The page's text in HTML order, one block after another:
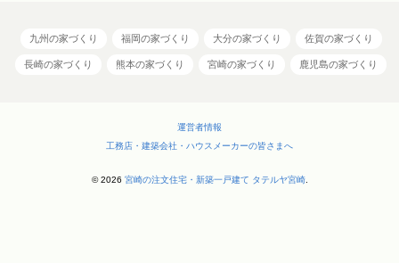
九州の家づくり 福岡の家づくり 大分の家づくり 佐賀の家づくり
長崎の家づくり 熊本の家づくり 宮崎の家づくり 鹿児島の家づくり
運営者情報
工務店・建築会社・ハウスメーカーの皆さまへ
© 2026 宮崎の注文住宅・新築一戸建て タテルヤ宮崎.